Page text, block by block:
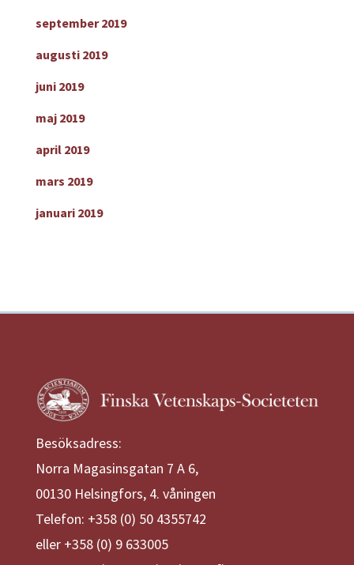
september 2019
augusti 2019
juni 2019
maj 2019
april 2019
mars 2019
januari 2019
Besöksadress:
Norra Magasinsgatan 7 A 6,
00130 Helsingfors, 4. våningen
Telefon: +358 (0) 50 4355742
eller +358 (0) 9 633005